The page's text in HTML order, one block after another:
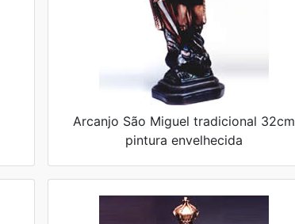
Arcanjo São Miguel tradicional 32cm
pintura envelhecida